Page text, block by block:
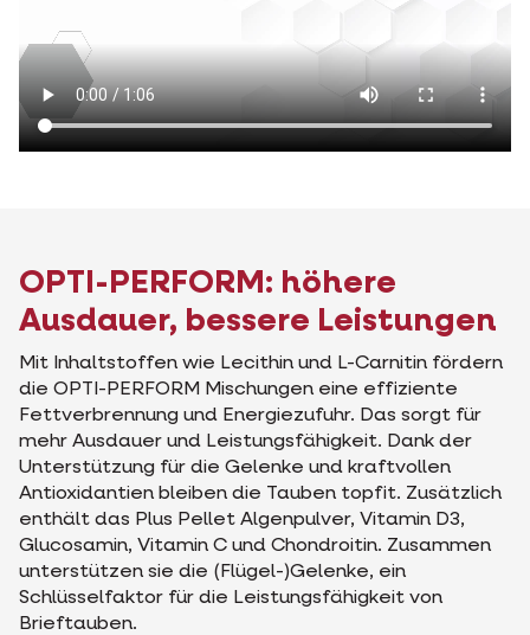
OPTI-PERFORM: höhere
Ausdauer, bessere Leistungen
Mit Inhaltstoffen wie Lecithin und L-Carnitin fördern
die OPTI-PERFORM Mischungen eine effiziente
Fettverbrennung und Energiezufuhr. Das sorgt für
mehr Ausdauer und Leistungsfähigkeit. Dank der
Unterstützung für die Gelenke und kraftvollen
Antioxidantien bleiben die Tauben topfit. Zusätzlich
enthält das Plus Pellet Algenpulver, Vitamin D3,
Glucosamin, Vitamin C und Chondroitin. Zusammen
unterstützen sie die (Flügel-)Gelenke, ein
Schlüsselfaktor für die Leistungsfähigkeit von
Brieftauben.